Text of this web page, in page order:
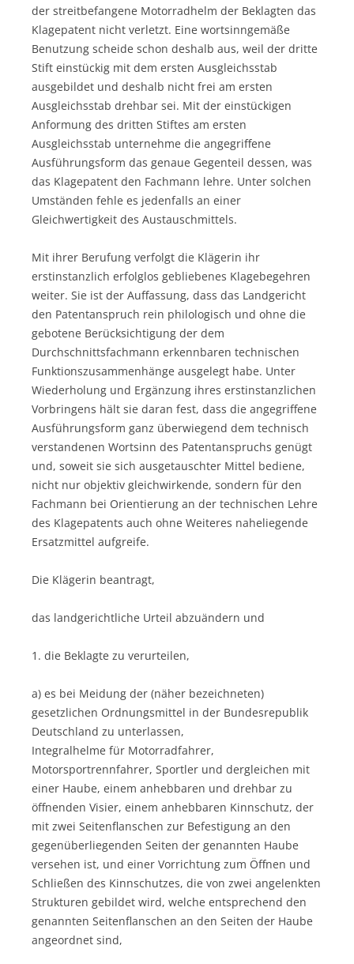
der streitbefangene Motorradhelm der Beklagten das
Klagepatent nicht verletzt. Eine wortsinngemäße
Benutzung scheide schon deshalb aus, weil der dritte
Stift einstückig mit dem ersten Ausgleichsstab
ausgebildet und deshalb nicht frei am ersten
Ausgleichsstab drehbar sei. Mit der einstückigen
Anformung des dritten Stiftes am ersten
Ausgleichsstab unternehme die angegriffene
Ausführungsform das genaue Gegenteil dessen, was
das Klagepatent den Fachmann lehre. Unter solchen
Umständen fehle es jedenfalls an einer
Gleichwertigkeit des Austauschmittels.
Mit ihrer Berufung verfolgt die Klägerin ihr
erstinstanzlich erfolglos gebliebenes Klagebegehren
weiter. Sie ist der Auffassung, dass das Landgericht
den Patentanspruch rein philologisch und ohne die
gebotene Berücksichtigung der dem
Durchschnittsfachmann erkennbaren technischen
Funktionszusammenhänge ausgelegt habe. Unter
Wiederholung und Ergänzung ihres erstinstanzlichen
Vorbringens hält sie daran fest, dass die angegriffene
Ausführungsform ganz überwiegend dem technisch
verstandenen Wortsinn des Patentanspruchs genügt
und, soweit sie sich ausgetauschter Mittel bediene,
nicht nur objektiv gleichwirkende, sondern für den
Fachmann bei Orientierung an der technischen Lehre
des Klagepatents auch ohne Weiteres naheliegende
Ersatzmittel aufgreife.
Die Klägerin beantragt,
das landgerichtliche Urteil abzuändern und
1. die Beklagte zu verurteilen,
a) es bei Meidung der (näher bezeichneten)
gesetzlichen Ordnungsmittel in der Bundesrepublik
Deutschland zu unterlassen,
Integralhelme für Motorradfahrer,
Motorsportrennfahrer, Sportler und dergleichen mit
einer Haube, einem anhebbaren und drehbar zu
öffnenden Visier, einem anhebbaren Kinnschutz, der
mit zwei Seitenflanschen zur Befestigung an den
gegenüberliegenden Seiten der genannten Haube
versehen ist, und einer Vorrichtung zum Öffnen und
Schließen des Kinnschutzes, die von zwei angelenkten
Strukturen gebildet wird, welche entsprechend den
genannten Seitenflanschen an den Seiten der Haube
angeordnet sind,